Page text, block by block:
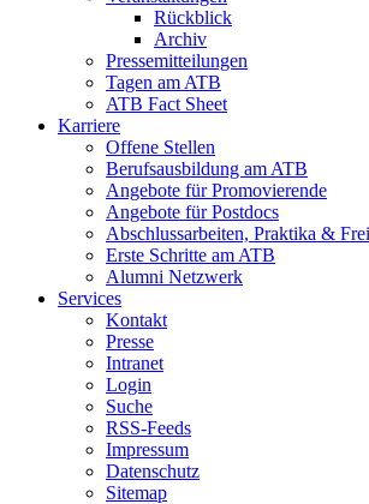
Rückblick
Archiv
Pressemitteilungen
Tagen am ATB
ATB Fact Sheet
Karriere
Offene Stellen
Berufsausbildung am ATB
Angebote für Promovierende
Angebote für Postdocs
Abschlussarbeiten, Praktika &
Erste Schritte am ATB
Alumni Netzwerk
Services
Kontakt
Presse
Intranet
Login
Suche
RSS-Feeds
Impressum
Datenschutz
Sitemap